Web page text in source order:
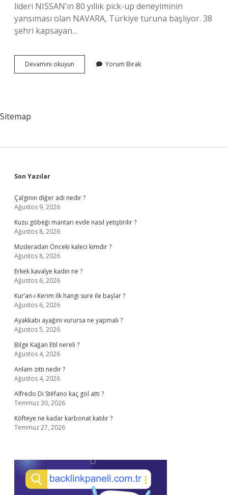
lideri NISSAN’ın 80 yıllık pick-up deneyiminin
yansıması olan NAVARA, Türkiye turuna başlıyor. 38
şehri kapsayan…
Devamını okuyun
Leaf
Yorum Bırak
Sitemap
Sidebar
Son Yazılar
Çalgının diğer adı nedir ?
Ağustos 9, 2026
Kuzu göbeği mantarı evde nasıl yetiştirilir ?
Ağustos 8, 2026
Musleradan Önceki kaleci kimdir ?
Ağustos 8, 2026
Erkek kavalye kadın ne ?
Ağustos 6, 2026
Kur’an-ı Kerim ilk hangi sure ile başlar ?
Ağustos 6, 2026
Ayakkabı ayağını vurursa ne yapmalı ?
Ağustos 5, 2026
Bilge Kağan Etil nereli ?
Ağustos 4, 2026
Anlam zıttı nedir ?
Ağustos 4, 2026
Alfredo Di Stéfano kaç gol attı ?
Temmuz 30, 2026
Köfteye ne kadar karbonat katılır ?
Temmuz 27, 2026